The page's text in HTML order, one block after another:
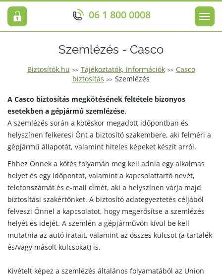
06 1 800 0008
Szemlézés - Casco
Biztosítók.hu >> Tájékoztatók, információk >> Casco
biztosítás >> Szemlézés
A Casco biztosítás megkötésének feltétele bizonyos
esetekben a gépjármű szemlézése.
A szemlézés során a kötéskor megadott időpontban és
helyszínen felkeresi Önt a biztosító szakembere, aki felméri a
gépjármű állapotát, valamint hiteles képeket készít arról.
Ehhez Önnek a kötés folyamán meg kell adnia egy alkalmas
helyet és egy időpontot, valamint a kapcsolattartó nevét,
telefonszámát és e-mail címét, aki a helyszínen várja majd
biztosítási szakértőnket. A biztosító adategyeztetés céljából
felveszi Önnel a kapcsolatot, hogy megerősítse a szemlézés
helyét és idejét. A szemlén a gépjárművön kívül be kell
mutatnia az autó iratait, valamint az összes kulcsot (a tartalék
és/vagy másolt kulcsokat) is.
Kivételt képez a szemlézés általános folyamatából az Union